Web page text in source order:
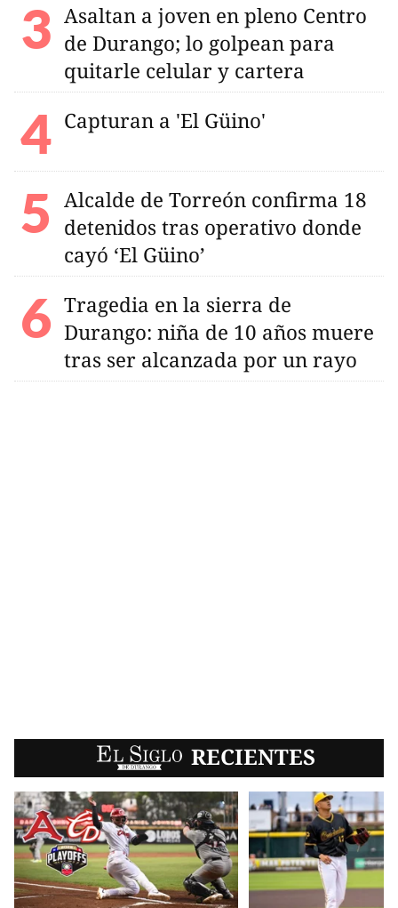
Asaltan a joven en pleno Centro
de Durango; lo golpean para
quitarle celular y cartera
Capturan a 'El Güino'
Alcalde de Torreón confirma 18
detenidos tras operativo donde
cayó ‘El Güino’
Tragedia en la sierra de
Durango: niña de 10 años muere
tras ser alcanzada por un rayo
EL SIGLO RECIENTES